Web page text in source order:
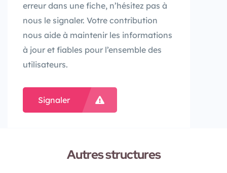
erreur dans une fiche, n’hésitez pas à
nous le signaler. Votre contribution
nous aide à maintenir les informations
à jour et fiables pour l’ensemble des
utilisateurs.
Signaler
Autres structures